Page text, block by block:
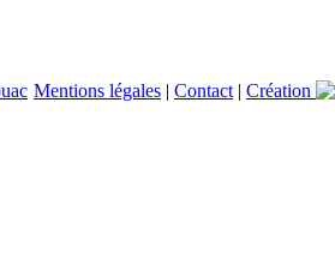
Mentions légales | Contact | Création